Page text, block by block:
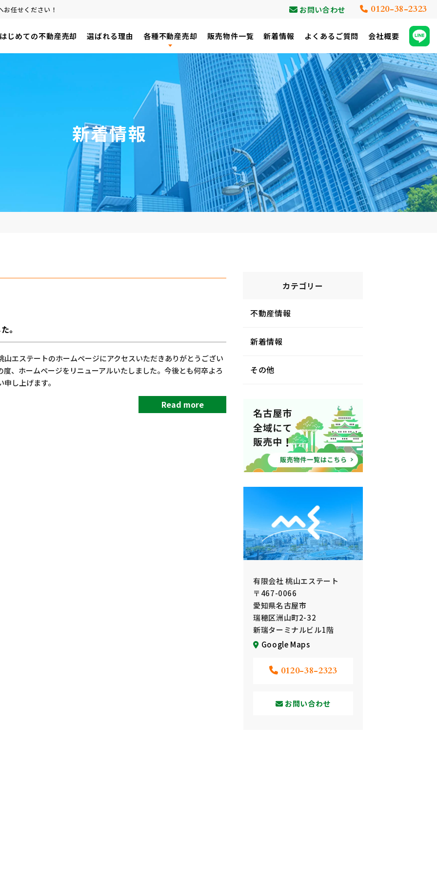
任せください！ お問い合わせ 0120-38-2323
はじめての不動産売却 選ばれる理由 各種不動産売却 販売物件一覧 新着情報 よくあるご質問 会社概要
新着情報
。
山エステートのホームページにアクセスいただきありがとうござい
度、ホームページをリニューアルいたしました。今後とも何卒よろ
し上げます。
Read more
カテゴリー
不動産情報
新着情報
その他
有限会社 桃山エステート
〒467-0066
愛知県名古屋市
瑞穂区洲山町2-32
新瑞ターミナルビル1階
Google Maps
0120-38-2323
お問い合わせ